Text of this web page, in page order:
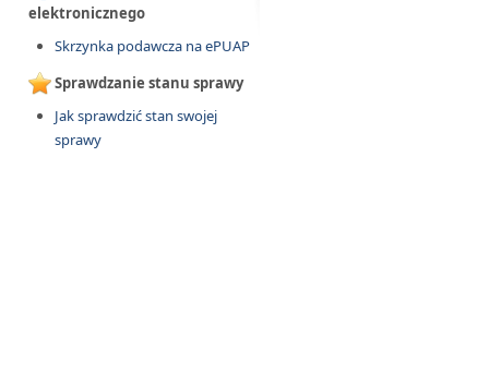
elektronicznego
Skrzynka podawcza na ePUAP
Sprawdzanie stanu sprawy
Jak sprawdzić stan swojej
sprawy